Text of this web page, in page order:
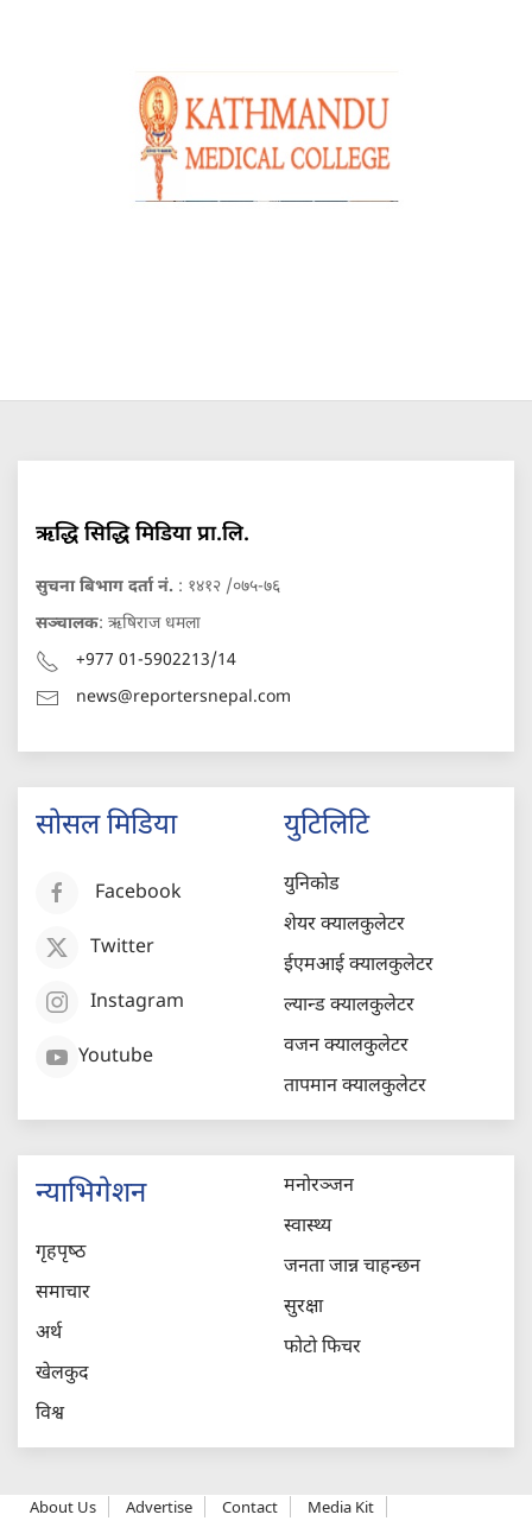
ऋद्धि सिद्धि मिडिया प्रा.लि.
सुचना बिभाग दर्ता नं. : १४१२ /०७५-७६
सञ्चालक: ऋषिराज धमला
+977 01-5902213/14
news@reportersnepal.com
सोसल मिडिया
Facebook
Twitter
Instagram
Youtube
युटिलिटि
युनिकोड
शेयर क्यालकुलेटर
ईएमआई क्यालकुलेटर
ल्यान्ड क्यालकुलेटर
वजन क्यालकुलेटर
तापमान क्यालकुलेटर
न्याभिगेशन
गृहपृष्‍ठ
समाचार
अर्थ
खेलकुद
विश्व
मनोरञ्जन
स्वास्थ्य
जनता जान्न चाहन्छन
सुरक्षा
फोटो फिचर
About Us Advertise Contact Media Kit